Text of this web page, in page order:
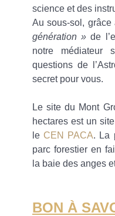
science et des
Au sous-sol, grâce
génération » de
notre médiateur
questions de
secret pour vous.
Le site du Mont
hectares est un
le CEN PACA. La
parc forestier en
la baie des anges
BON À